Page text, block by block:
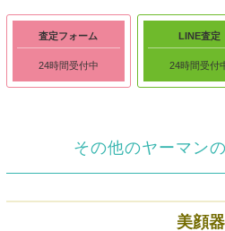
査定フォーム
24時間受付中
LINE査定
24時間受付
その他のヤーマン
美顔器